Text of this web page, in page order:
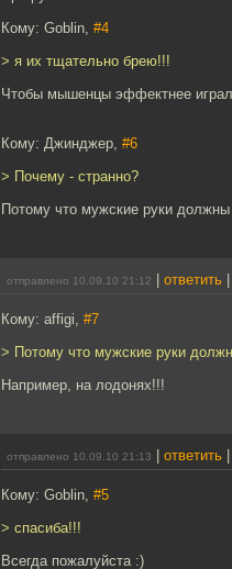
Кому: Goblin, #4
> я их тщательно брею!!!
Чтобы мышенцы эффектнее
Кому: Джинджер, #6
> Почему - странно?
Потому что мужские руки
отправлено 10.09.10 21:12 ответить
Кому: affigi, #7
> Потому что мужские руки
Например, на лодонях!!!
отправлено 10.09.10 21:13 ответить
Кому: Goblin, #5
> спасиба!!!
Всегда пожалуйста :)